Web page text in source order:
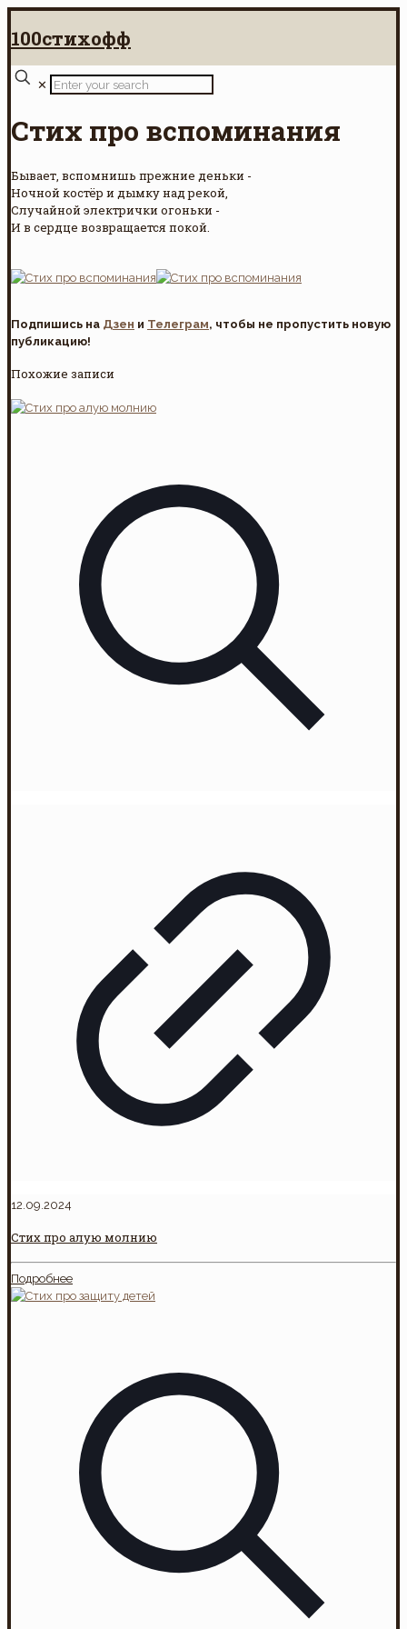
100стихофф
✕
Стих про вспоминания
Бывает, вспомнишь прежние деньки -
Ночной костёр и дымку над рекой,
Случайной электрички огоньки -
И в сердце возвращается покой.
Подпишись на Дзен и Телеграм, чтобы не пропустить новую
публикацию!
Похожие записи
12.09.2024
Стих про алую молнию
Подробнее